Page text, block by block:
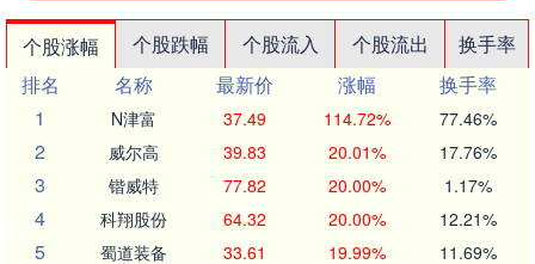
个股涨幅 个股跌幅 个股流入 个股流出
换手率
排名
名称 最新价 涨幅
换手率
1
N津富 37.49 114.72% 77.46%
2 威尔高 39.83 20.01% 17.76%
3 锴威特 77.82 20.00% 1.17%
4 科翔股份 64.32 20.00% 12.21%
5 蜀道装备 33.61 19.99% 11.69%